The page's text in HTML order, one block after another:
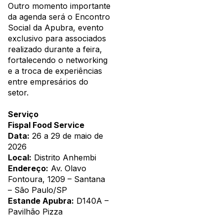
Outro momento importante
da agenda será o Encontro
Social da Apubra, evento
exclusivo para associados
realizado durante a feira,
fortalecendo o networking
e a troca de experiências
entre empresários do
setor.
Serviço
Fispal Food Service
Data: 26 a 29 de maio de
2026
Local: Distrito Anhembi
Endereço: Av. Olavo
Fontoura, 1209 – Santana
– São Paulo/SP
Estande Apubra: D140A –
Pavilhão Pizza